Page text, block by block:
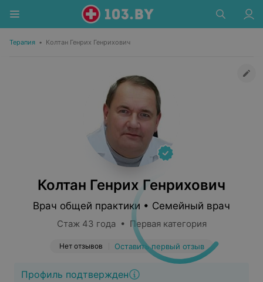
Терапия • Колтан Генрих Генрихович
Колтан Генрих Генрихович
Врач общей практики • Семейный врач
Стаж 43 года • Первая категория
Нет отзывов Оставить первый отзыв
Профиль подтвержден